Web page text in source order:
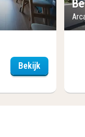
Bekijk